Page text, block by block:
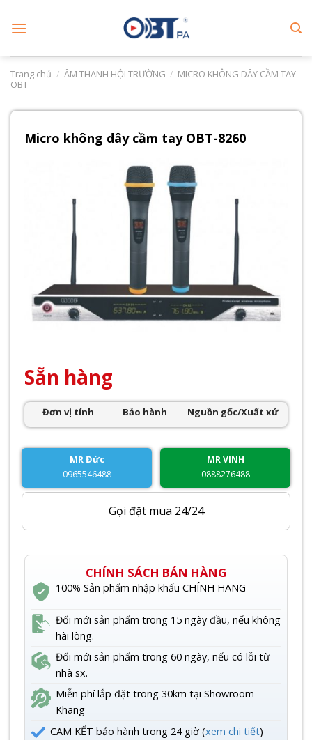
Trang chủ / ÂM THANH HỘI TRƯỜNG / MICRO KHÔNG DÂY CẦM TAY
OBT
Micro không dây cầm tay OBT-8260
Sẵn hàng
Đơn vị tính Bảo hành Nguồn gốc/Xuất xứ
MR Đức
0965546488
MR VINH
0888276488
Gọi đặt mua 24/24
CHÍNH SÁCH BÁN HÀNG
100% Sản phẩm nhập khẩu CHÍNH HÃNG
Đổi mới sản phẩm trong 15 ngày đầu, nếu không
hài lòng.
Đổi mới sản phẩm trong 60 ngày, nếu có lỗi từ
nhà sx.
Miễn phí lắp đặt trong 30km tại Showroom
Khang
CAM KẾT bảo hành trong 24 giờ (xem chi tiết)